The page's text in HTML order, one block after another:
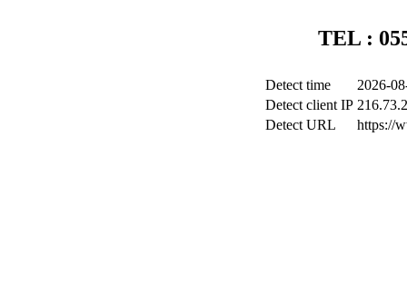
TEL :
Detect time
2026-
Detect client IP
Detect URL
https://